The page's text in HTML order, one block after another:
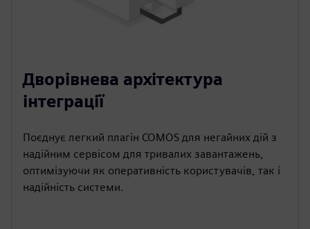
Дворівнева архітектура
інтеграції
Поєднує легкий плагін COMOS для негайних дій з
надійним сервісом для тривалих завантажень,
оптимізуючи як оперативність користувачів, так і
надійність системи.